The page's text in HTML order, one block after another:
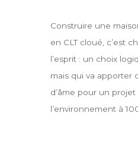
Construire une
en CLT cloué, c’est
l’esprit : un choix
mais qui va apporter
d’âme pour un
l’environnement à